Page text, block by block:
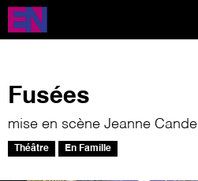
Aller
contenu
Fusées
mise en scène Jeanne Candel
Théâtre En Famille